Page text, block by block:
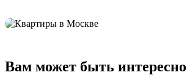
Вам может быть интересно